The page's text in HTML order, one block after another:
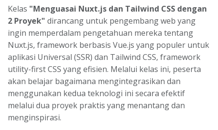
Kelas "Menguasai Nuxt.js dan Tailwind CSS dengan
2 Proyek" dirancang untuk pengembang web yang
ingin memperdalam pengetahuan mereka tentang
Nuxt.js, framework berbasis Vue.js yang populer untuk
aplikasi Universal (SSR) dan Tailwind CSS, framework
utility-first CSS yang efisien. Melalui kelas ini, peserta
akan belajar bagaimana mengintegrasikan dan
menggunakan kedua teknologi ini secara efektif
melalui dua proyek praktis yang menantang dan
menginspirasi.